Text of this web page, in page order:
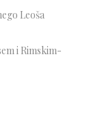
Leoša
i Rimskim-